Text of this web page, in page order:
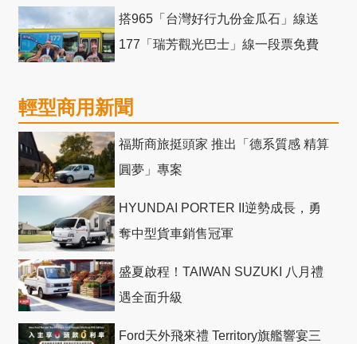
搭965「台灣好行九份金瓜石」線送
177「瑞芳觀光巴士」線一段票免費
輕型商用新聞
福斯商旅挺頭家 推出「德系質感 精算
圓夢」專案
HYUNDAI PORTER II逆勢成長，勇
奪中型貨車銷售冠軍
盛夏啟程！TAIWAN SUZUKI 八月禮
遇全面升級
Ford天外飛來禮 Territory旗艦響宴三